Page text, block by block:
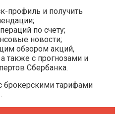
профиль и получить
по счету;
новости;
обзором акций,
также с прогнозами и
Сбербанка.
брокерскими тарифами